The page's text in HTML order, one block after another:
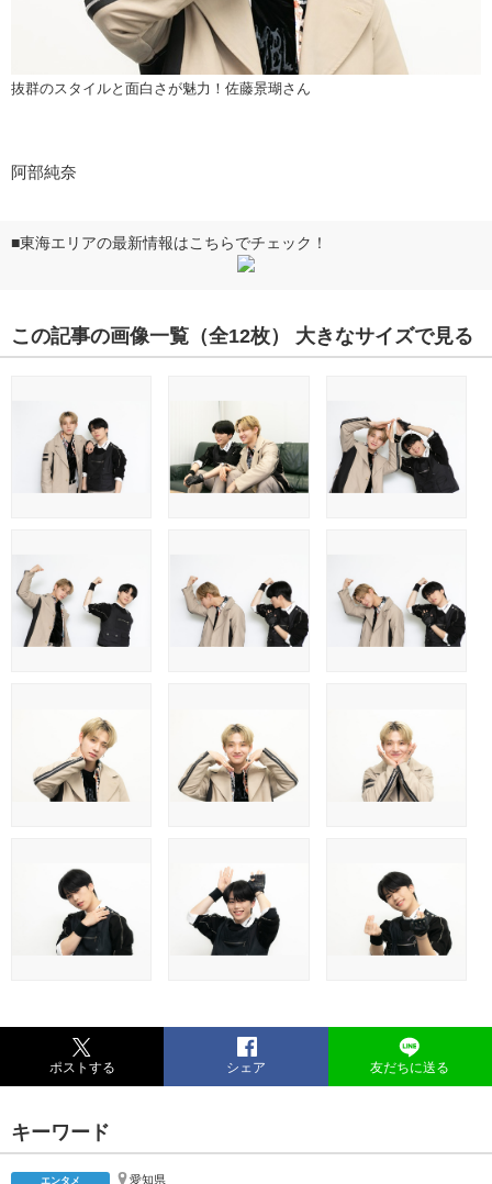
抜群のスタイルと面白さが魅力！佐藤景瑚さん
阿部純奈
■東海エリアの最新情報はこちらでチェック！
この記事の画像一覧 （全12枚） 大きなサイズで見る
ポストする シェア 友だちに送る
キーワード
エンタメ 愛知県